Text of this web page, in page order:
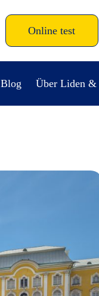
Online test
Blog Über Liden &